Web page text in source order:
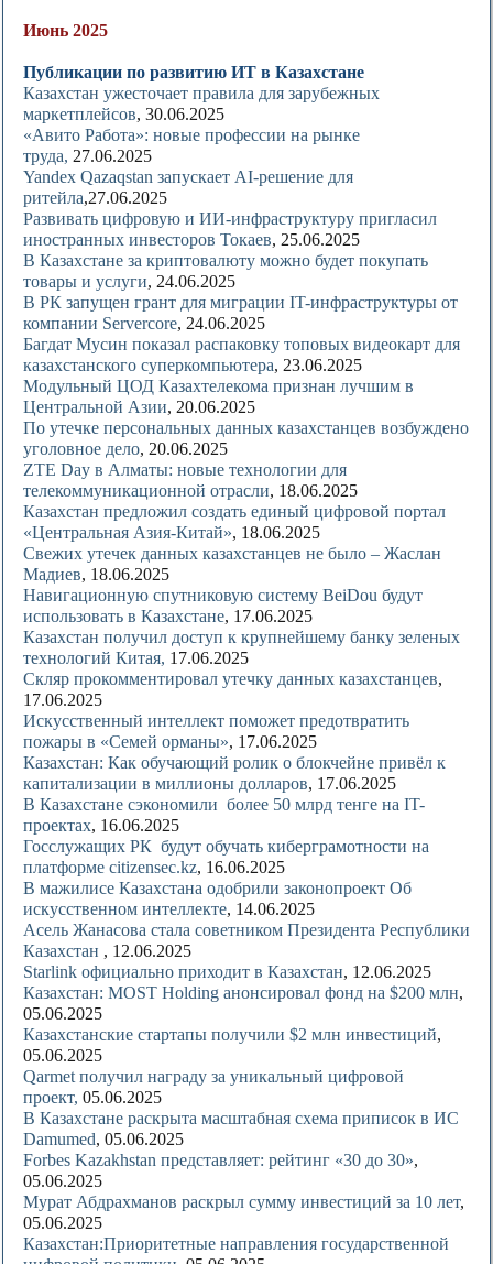
Июнь 2025
Публикации по развитию ИТ в Казахстане
Казахстан ужесточает правила для зарубежных
маркетплейсов, 30.06.2025
«Авито Работа»: новые профессии на рынке
труда, 27.06.2025
Yandex Qazaqstan запускает AI-решение для
ритейла,27.06.2025
Развивать цифровую и ИИ-инфраструктуру пригласил
иностранных инвесторов Токаев, 25.06.2025
В Казахстане за криптовалюту можно будет покупать
товары и услуги, 24.06.2025
В РК запущен грант для миграции IT-инфраструктуры от
компании Servercore, 24.06.2025
Багдат Мусин показал распаковку топовых видеокарт для
казахстанского суперкомпьютера, 23.06.2025
Модульный ЦОД Казахтелекома признан лучшим в
Центральной Азии, 20.06.2025
По утечке персональных данных казахстанцев возбуждено
уголовное дело, 20.06.2025
ZTE Day в Алматы: новые технологии для
телекоммуникационной отрасли, 18.06.2025
Казахстан предложил создать единый цифровой портал
«Центральная Азия-Китай», 18.06.2025
Свежих утечек данных казахстанцев не было – Жаслан
Мадиев, 18.06.2025
Навигационную спутниковую систему BeiDou будут
использовать в Казахстане, 17.06.2025
Казахстан получил доступ к крупнейшему банку зеленых
технологий Китая, 17.06.2025
Скляр прокомментировал утечку данных казахстанцев,
17.06.2025
Искусственный интеллект поможет предотвратить
пожары в «Семей орманы», 17.06.2025
Казахстан: Как обучающий ролик о блокчейне привёл к
капитализации в миллионы долларов, 17.06.2025
В Казахстане сэкономили более 50 млрд тенге на IT-
проектах, 16.06.2025
Госслужащих РК будут обучать киберграмотности на
платформе citizensec.kz, 16.06.2025
В мажилисе Казахстана одобрили законопроект Об
искусственном интеллекте, 14.06.2025
Асель Жанасова стала советником Президента Республики
Казахстан , 12.06.2025
Starlink официально приходит в Казахстан, 12.06.2025
Казахстан: MOST Holding анонсировал фонд на $200 млн,
05.06.2025
Казахстанские стартапы получили $2 млн инвестиций,
05.06.2025
Qarmet получил награду за уникальный цифровой
проект, 05.06.2025
В Казахстане раскрыта масштабная схема приписок в ИС
Damumed, 05.06.2025
Forbes Kazakhstan представляет: рейтинг «30 до 30»,
05.06.2025
Мурат Абдрахманов раскрыл сумму инвестиций за 10 лет,
05.06.2025
Казахстан:Приоритетные направления государственной